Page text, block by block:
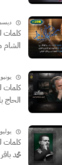
ديسمبر
الشام
يونيو 18, 2026
كلمات
الحاج
يوليو 16, 2024
محمد